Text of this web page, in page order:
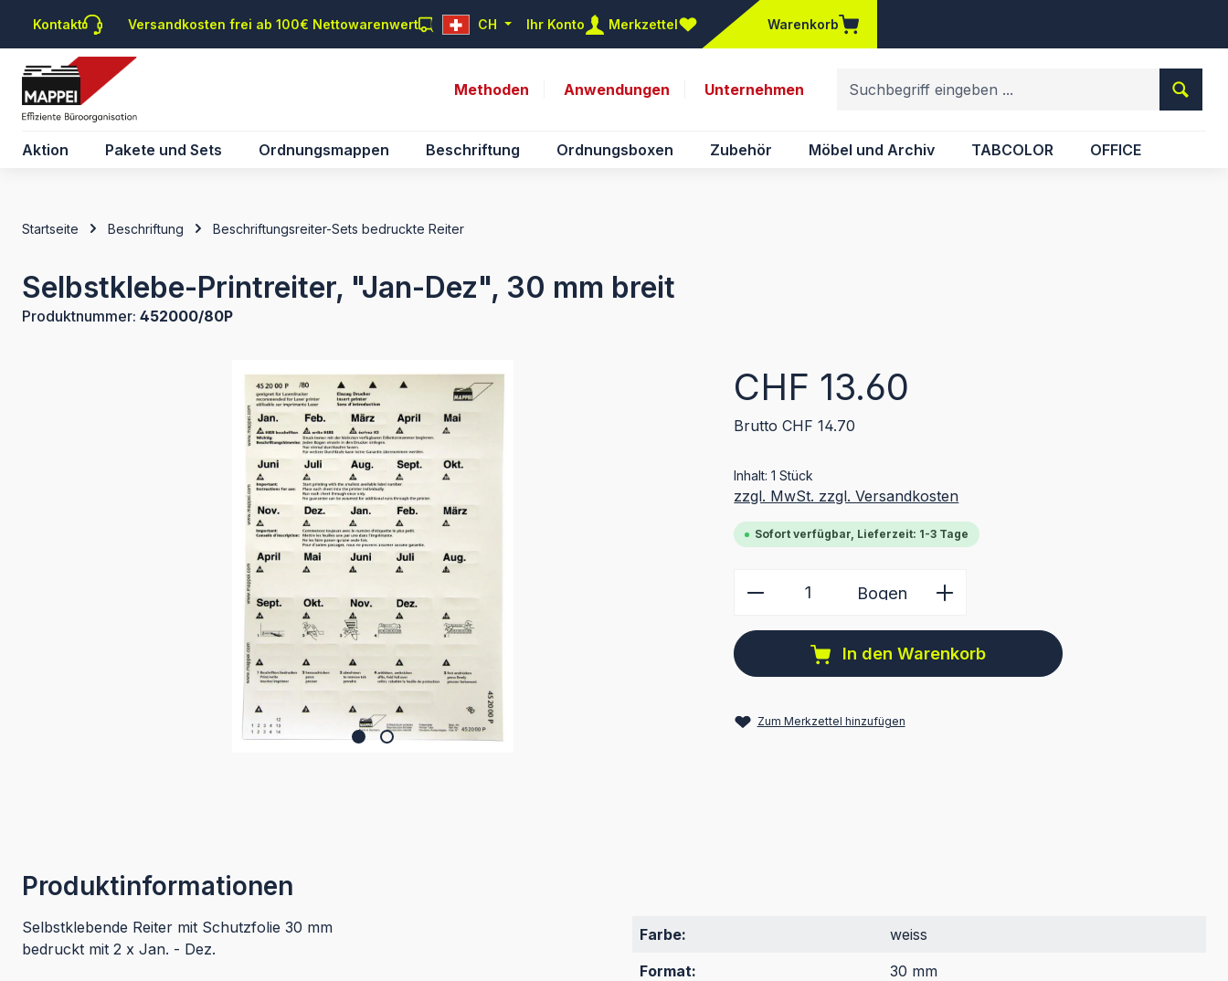
Hauptinhalt springen
Zur Suche springen
Zur Hauptnavigation springen
Kontakt Versandkosten frei ab 100€ Nettowarenwert CH Ihr Konto Merkzettel
Du hast 0 Produkte auf dem Merkzettel
Warenkorb
Methoden Anwendungen Unternehmen
Aktion Pakete und Sets Ordnungsmappen Beschriftung Ordnungsboxen Zubehör Möbel und Archiv TABCOLOR OFFICE
Startseite Beschriftung Beschriftungsreiter-Sets bedruckte Reiter
Selbstklebe-Printreiter, "Jan-Dez", 30 mm breit
Produktnummer: 452000/80P
Regulärer Preis:
CHF 13.60
Brutto CHF 14.70
Inhalt:1 Stück
zzgl. MwSt. zzgl. Versandkosten
Sofort verfügbar, Lieferzeit: 1-3 Tage
Produkt Anzahl: Gib den gewünschten Wert
Bogen
In den Warenkorb
Zum Merkzettel hinzufügen
Produktinformationen
Selbstklebende Reiter mit Schutzfolie 30 mm
bedruckt mit 2 x Jan. - Dez.
Farbe:
weiss
Format:
30 mm